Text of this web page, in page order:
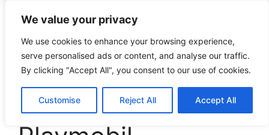
We value your privacy
We use cookies to enhance your browsing experience,
serve personalised ads or content, and analyse our traffic.
By clicking "Accept All", you consent to our use of cookies.
Customise Reject All Accept All
croco-puzzle.de
Die besten